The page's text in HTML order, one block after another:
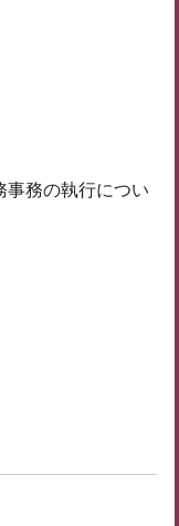
事務の執行につい